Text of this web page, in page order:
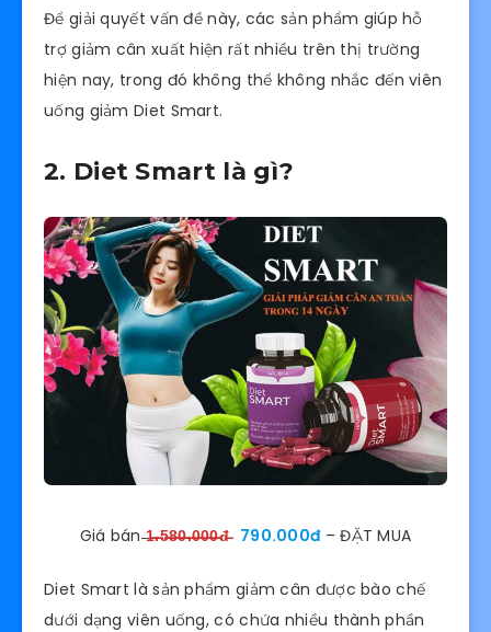
Để giải quyết vấn đề này, các sản phẩm giúp hỗ
trợ giảm cân xuất hiện rất nhiều trên thị trường
hiện nay, trong đó không thể không nhắc đến viên
uống giảm Diet Smart.
2. Diet Smart là gì?
Giá bán ̶1̶̶.̶̶5̶̶8̶̶0̶̶.̶̶0̶̶0̶̶0̶̶đ̶ 790.000đ – ĐẶT MUA
Diet Smart là sản phẩm giảm cân được bào chế
dưới dạng viên uống, có chứa nhiều thành phần